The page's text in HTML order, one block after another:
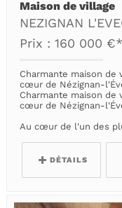
Maison de village
NEZIGNAN
Prix : 160 000 €*
Charmante maison de
cœur de Nézignan-
Charmante maison de
cœur de Nézignan-
Au cœur de l'un des
DÉTAILS